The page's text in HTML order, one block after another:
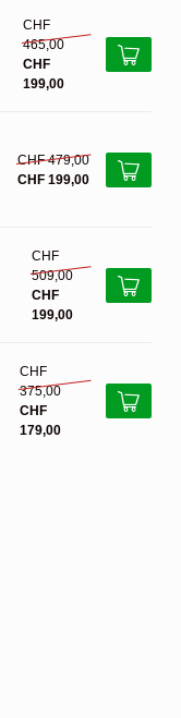
CHF
465,00
CHF
199,00
CHF 479,00
CHF 199,00
CHF
509,00
CHF
199,00
CHF
375,00
CHF
179,00